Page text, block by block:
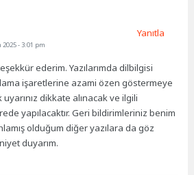
2025 - 3:01 pm
ederim. Yazılarımda dilbilgisi
işaretlerine azami özen göstermeye
uyarınız dikkate alınacak ve ilgili
yapılacaktır. Geri bildirimleriniz benim
olduğum diğer yazılara da göz
duyarım.
Yanıtla